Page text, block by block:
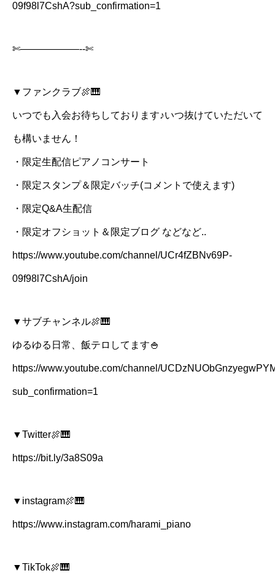
09f98l7CshA?sub_confirmation=1
✄——————-‐✄
▼ファンクラブ🍖🎹
いつでも入会お待ちしております♪いつ抜けていただいて
も構いません！
・限定生配信ピアノコンサート
・限定スタンプ＆限定バッチ(コメントで使えます)
・限定Q&A生配信
・限定オフショット＆限定ブログ などなど..
https://www.youtube.com/channel/UCr4fZBNv69P-
09f98l7CshA/join
▼サブチャンネル🍖🎹
ゆるゆる日常、飯テロしてます🍚
https://www.youtube.com/channel/
sub_confirmation=1
▼Twitter🍖🎹
https://bit.ly/3a8S09a
▼instagram🍖🎹
https://www.instagram.com/harami_piano
▼TikTok🍖🎹